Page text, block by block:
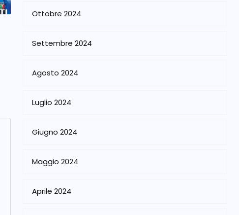
Ottobre 2024
Settembre 2024
Agosto 2024
Luglio 2024
Giugno 2024
Maggio 2024
Aprile 2024